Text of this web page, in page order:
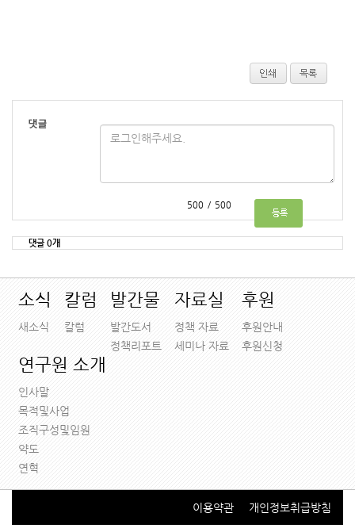
/
댓글 0개
소식
새소식
칼럼
칼럼
발간물
발간도서
정책리포트
자료실
정책 자료
세미나 자료
후원
후원안내
후원신청
연구원 소개
인사말
목적및사업
조직구성및임원
약도
연혁
이용약관 개인정보취급방침